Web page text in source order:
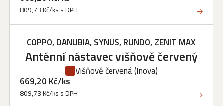
809,73 Kč/ks s DPH
COPPO, DANUBIA, SYNUS, RUNDO, ZENIT MAX
Anténní nástavec višňově červený
Višňově červená(Inova)
669,20 Kč/ks
809,73 Kč/ks s DPH